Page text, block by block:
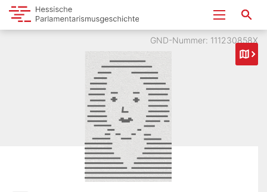
GND-Nummer: 111230858X